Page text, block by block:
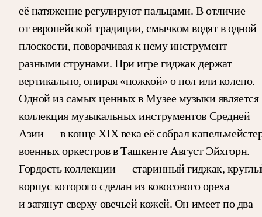
её натяжение регулируют пальцами. В отличие
от европейской традиции, смычком водят в одной
плоскости, поворачивая к нему инструмент
разными струнами. При игре гиджак держат
вертикально, опирая «ножкой» о пол или колено.
Одной из самых ценных в Музее музыки является
коллекция музыкальных инструментов Средней
Азии — в конце XIX века её собрал
военных оркестров в Ташкенте Август Эйхгорн.
Гордость коллекции — старинный гиджак,
корпус которого сделан из кокосового ореха
и затянут сверху овечьей кожей. Он имеет по два